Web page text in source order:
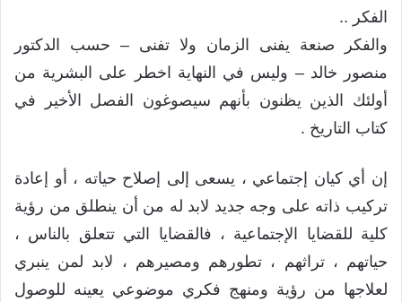
الفكر ..
والفكر صنعة يفنى الزمان ولا تفنى – حسب الدكتور
منصور خالد – وليس في النهاية اخطر على البشرية من
أولئك الذين يظنون بأنهم سيصوغون الفصل الأخير في
كتاب التاريخ .
إن أي كيان إجتماعي ، يسعى إلى إصلاح حياته ، أو إعادة
تركيب ذاته على وجه جديد لابد له من أن ينطلق من رؤية
كلية للقضايا الإجتماعية ، فالقضايا التي تتعلق بالناس ،
حياتهم ، تراثهم ، تطورهم ومصيرهم ، لابد لمن ينبري
لعلاجها من رؤية ومنهج فكري موضوعي يعينه للوصول